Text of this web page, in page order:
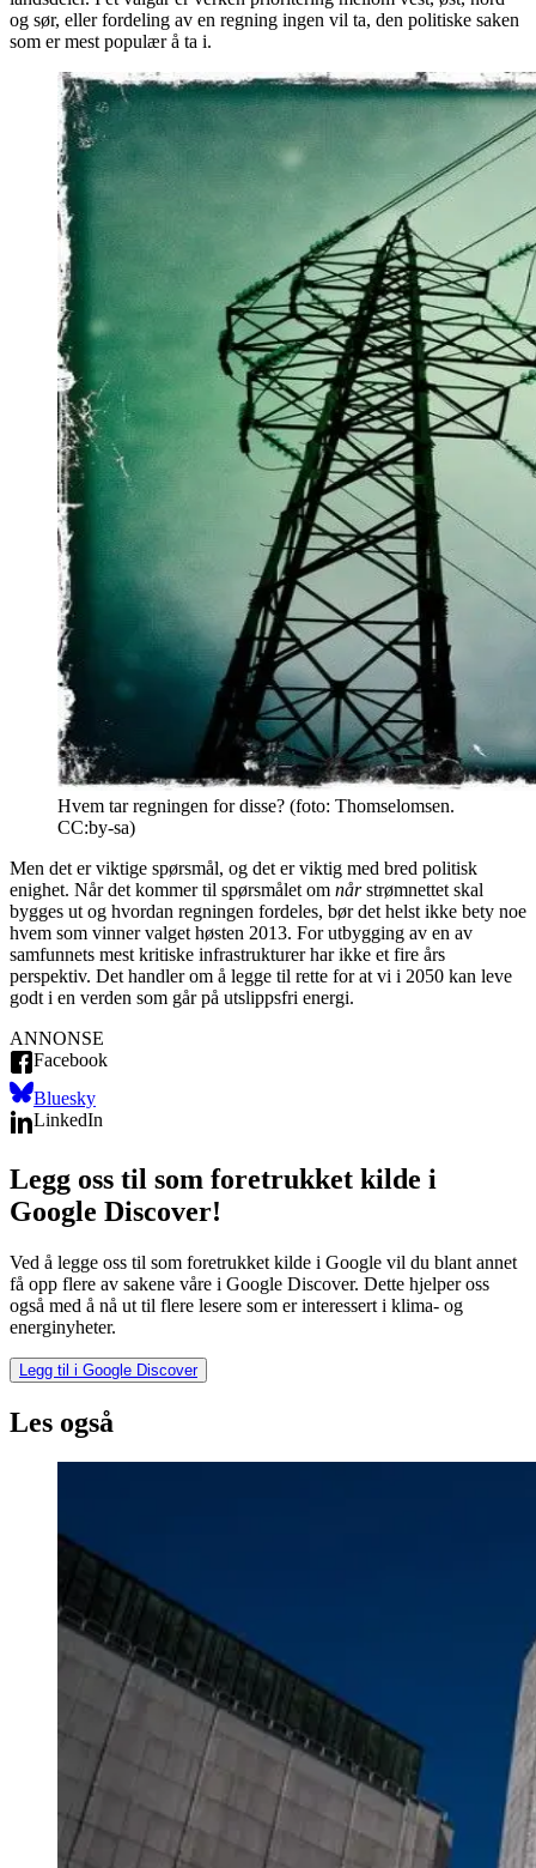
og sør, eller fordeling av en regning ingen vil ta, den politiske saken
som er mest populær å ta i.
Hvem tar regningen for disse? (foto: Thomselomsen.
CC:by-sa)
Men det er viktige spørsmål, og det er viktig med bred politisk
enighet. Når det kommer til spørsmålet om nårstrømnettet skal
bygges ut og hvordan regningen fordeles, bør det helst ikke bety noe
hvem som vinner valget høsten 2013. For utbygging av en av
samfunnets mest kritiske infrastrukturer har ikke et fire års
perspektiv. Det handler om å legge til rette for at vi i 2050 kan leve
godt i en verden som går på utslippsfri energi.
ANNONSE
Facebook
Bluesky
LinkedIn
Legg oss til som foretrukket kilde i
Google Discover!
Ved å legge oss til som foretrukket kilde i Google vil du blant annet
få opp flere av sakene våre i Google Discover. Dette hjelper oss
også med å nå ut til flere lesere som er interessert i klima- og
energinyheter.
Legg til i Google Discover
Les også